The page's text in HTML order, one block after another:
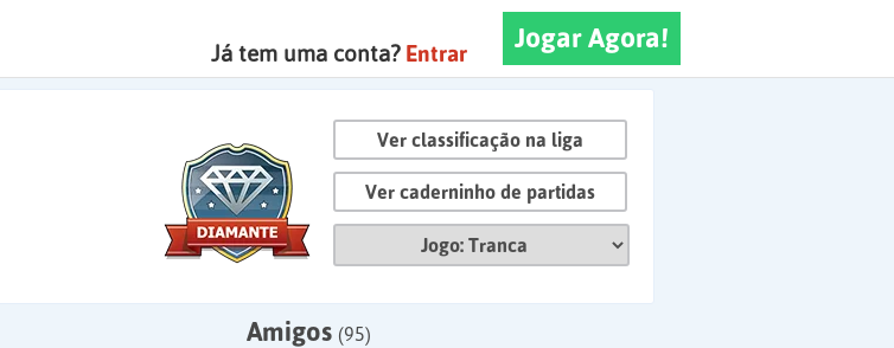
Jogar Agora!
Já tem uma conta? Entrar
Ver classificação na liga
Ver caderninho de partidas
Amigos (95)